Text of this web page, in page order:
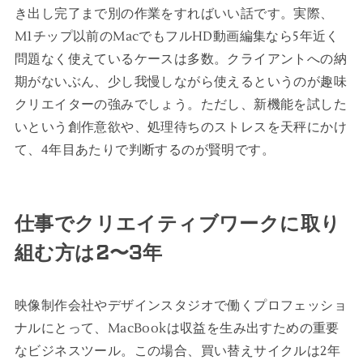
き出し完了まで別の作業をすればいい話です。実際、
M1チップ以前のMacでもフルHD動画編集なら5年近く
問題なく使えているケースは多数。クライアントへの納
期がないぶん、少し我慢しながら使えるというのが趣味
クリエイターの強みでしょう。ただし、新機能を試した
いという創作意欲や、処理待ちのストレスを天秤にかけ
て、4年目あたりで判断するのが賢明です。
仕事でクリエイティブワークに取り
組む方は2〜3年
映像制作会社やデザインスタジオで働くプロフェッショ
ナルにとって、MacBookは収益を生み出すための重要
なビジネスツール。この場合、買い替えサイクルは2年